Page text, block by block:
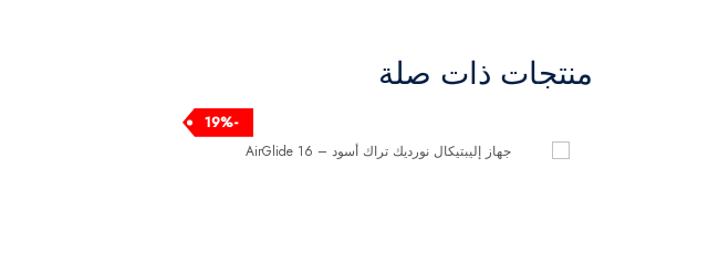
منتجات ذات صلة
-19%